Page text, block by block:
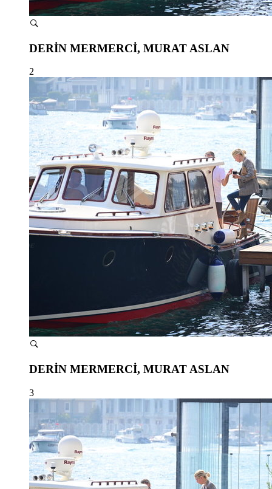
DERİN MERMERCİ, MURAT ASLAN
2
DERİN MERMERCİ, MURAT ASLAN
3